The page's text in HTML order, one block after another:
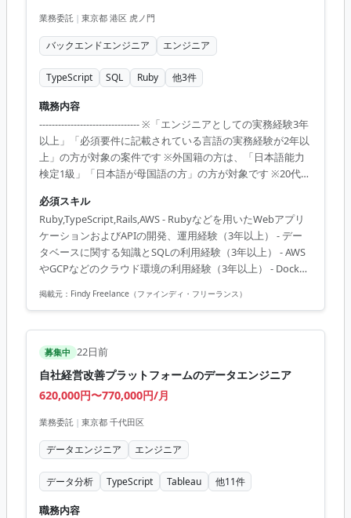
業務委託 | 東京都 港区 虎ノ門
バックエンドエンジニア エンジニア
TypeScript SQL Ruby 他3件
職務内容
-------------------------------- ※「エンジニアとしての実務経験3年
以上」「必須要件に記載されている言語の実務経験が2年以
上」の方が対象の案件です ※外国籍の方は、「日本語能力
検定1級」「日本語が母国語の方」の方が対象です ※20代〜
提となります。 ※すでにFindy Freelanceで担当がついてい
る方は、直接ご連絡いただいた方がスムーズです --------------
------------------ - 自社運送手配サービスおよび自社運送手配シ
ステムの機能開発・運用 - バックエンド領域における新規機
能の設計および実装 - 既存...
必須スキル
Ruby,TypeScript,Rails,AWS - Rubyなどを用いたWebアプリ
ケーションおよびAPIの開発、運用経験（3年以上） - デー
タベースに関する知識とSQLの利用経験（3年以上） - AWS
やGCPなどのクラウド環境の利用経験（3年以上） - Docker
掲載元： Findy Freelance（ファインディ・フリーランス）
募集中 22日前
自社経営改善プラットフォームのデータエンジニア
620,000円〜770,000円/月
業務委託 | 東京都 千代田区
データエンジニア エンジニア
データ分析 TypeScript Tableau 他11件
職務内容